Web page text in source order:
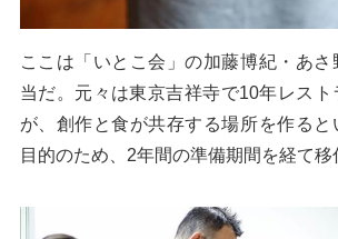
ここは「いとこ会」の加藤博紀・あさ
当だ。元々は東京吉祥寺で10年レスト
が、創作と食が共存する場所を作る
目的のため、2年間の準備期間を経て移